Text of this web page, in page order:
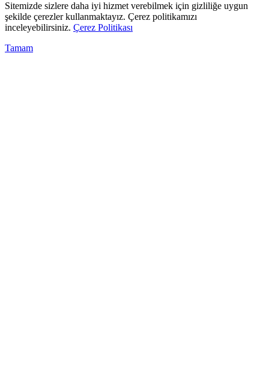
Sitemizde sizlere daha iyi hizmet verebilmek için gizliliğe uygun
şekilde çerezler kullanmaktayız. Çerez politikamızı
inceleyebilirsiniz. Çerez Politikası
Tamam